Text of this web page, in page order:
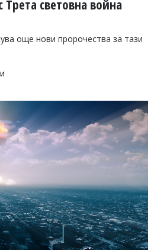
световна война
още нови пророчества за тази